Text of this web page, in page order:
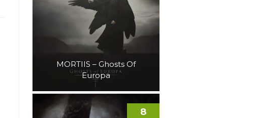
MORTIIS – Ghosts Of
Europa
8